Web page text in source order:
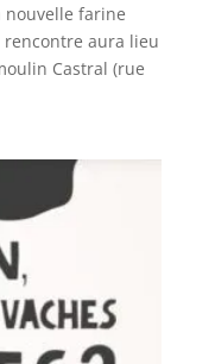
nouvelle farine
rencontre aura lieu
Castral (rue